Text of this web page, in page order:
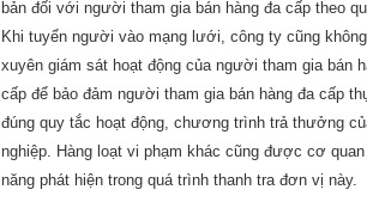
bản đối với người tham gia bán hàng đa cấp theo
Khi tuyển người vào mạng lưới, công ty cũng
xuyên giám sát hoạt động của người tham gia bán
cấp để bảo đảm người tham gia bán hàng đa cấp
đúng quy tắc hoạt động, chương trình trả thưởng
nghiệp. Hàng loạt vi phạm khác cũng được cơ
năng phát hiện trong quá trình thanh tra đơn vị này.